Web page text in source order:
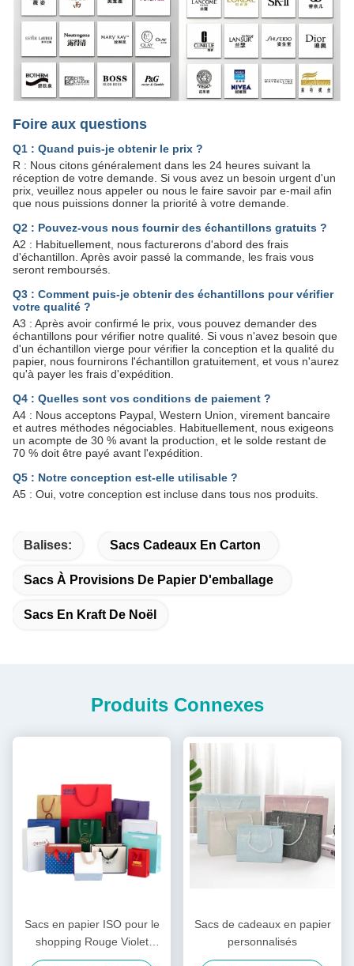
Foire aux questions
Q1 : Quand puis-je obtenir le prix ?
R : Nous citons généralement dans les 24 heures suivant la
réception de votre demande. Si vous avez un besoin urgent d'un
prix, veuillez nous appeler ou nous le faire savoir par e-mail afin
que nous puissions donner la priorité à votre demande.
Q2 : Pouvez-vous nous fournir des échantillons gratuits ?
A2 : Habituellement, nous facturerons d'abord des frais
d'échantillon. Après avoir passé la commande, les frais vous
seront remboursés.
Q3 : Comment puis-je obtenir des échantillons pour vérifier
votre qualité ?
A3 : Après avoir confirmé le prix, vous pouvez demander des
échantillons pour vérifier notre qualité. Si vous n'avez besoin que
d'un échantillon vierge pour vérifier la conception et la qualité du
papier, nous fournirons l'échantillon gratuitement, et vous n'aurez
qu'à payer les frais d'expédition.
Q4 : Quelles sont vos conditions de paiement ?
A4 : Nous acceptons Paypal, Western Union, virement bancaire
et autres méthodes négociables. Habituellement, nous exigeons
un acompte de 30 % avant la production, et le solde restant de
70 % doit être payé avant l'expédition.
Q5 : Notre conception est-elle utilisable ?
A5 : Oui, votre conception est incluse dans tous nos produits.
Balises: Sacs Cadeaux En Carton
Sacs À Provisions De Papier D'emballage
Sacs En Kraft De Noël
Produits Connexes
Sacs en papier ISO pour le
shopping Rouge Violet
Vêtements Sacs de
Sacs de cadeaux en papier
personnalisés